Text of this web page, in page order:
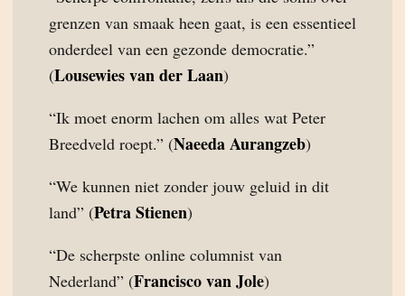
grenzen van smaak heen gaat, is een essentieel
onderdeel van een gezonde democratie.”
(Lousewies van der Laan)
“Ik moet enorm lachen om alles wat Peter
Breedveld roept.” (Naeeda Aurangzeb)
“We kunnen niet zonder jouw geluid in dit
land” (Petra Stienen)
“De scherpste online columnist van
Nederland” (Francisco van Jole)